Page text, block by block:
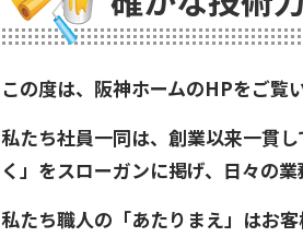
この度は、阪神ホームのHPをご覧
私たち社員一同は、創業以来一貫
く」をスローガンに掲げ、日々の
私たち職人の「あたりまえ」はお